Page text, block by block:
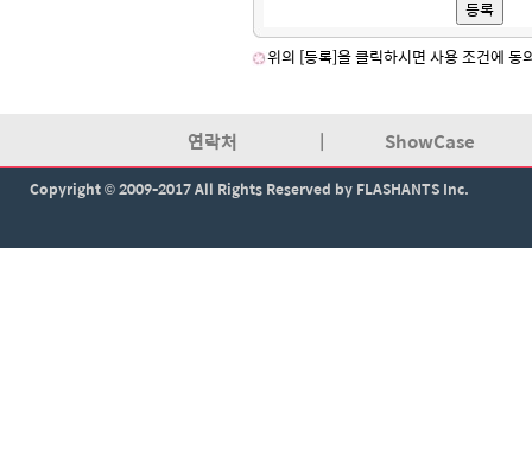
위의 [등록]을 클릭하시면 사용 조건에 동
연락처 | ShowCase
Copyright © 2009-2017 All Rights Reserved by FLASHANTS Inc.